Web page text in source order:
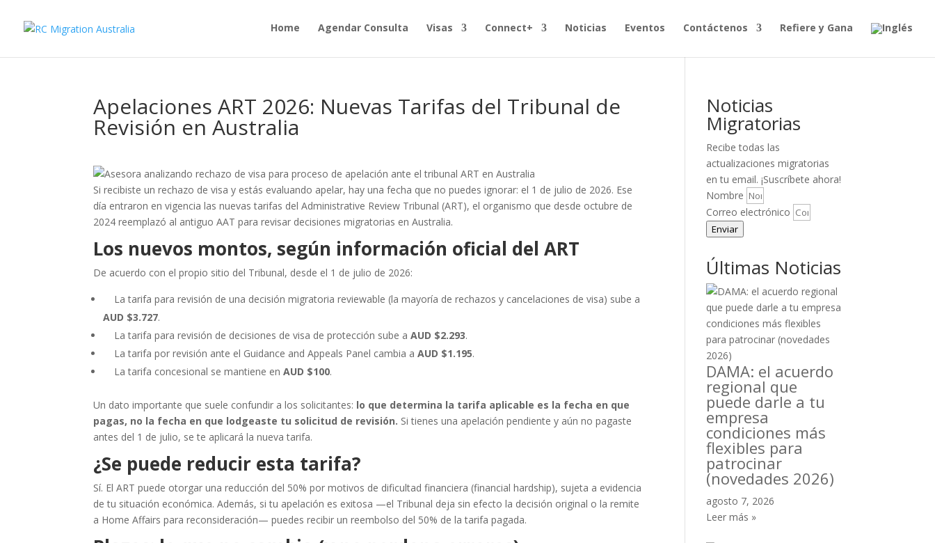
Home Agendar Consulta Visas Connect+ Noticias Eventos Contáctenos Refiere y Gana
Apelaciones ART 2026: Nuevas Tarifas del Tribunal de
Revisión en Australia
Si recibiste un rechazo de visa y estás evaluando apelar, hay una fecha que no puedes ignorar: el 1 de julio de 2026. Ese
día entraron en vigencia las nuevas tarifas del Administrative Review Tribunal (ART), el organismo que desde octubre de
2024 reemplazó al antiguo AAT para revisar decisiones migratorias en Australia.
Los nuevos montos, según información oficial del ART
De acuerdo con el propio sitio del Tribunal, desde el 1 de julio de 2026:
La tarifa para revisión de una decisión migratoria reviewable (la mayoría de rechazos y cancelaciones de visa) sube a
AUD $3.727.
La tarifa para revisión de decisiones de visa de protección sube aAUD $2.293.
La tarifa por revisión ante el Guidance and Appeals Panel cambia aAUD $1.195.
La tarifa concesional se mantiene enAUD $100.
Un dato importante que suele confundir a los solicitantes: lo que determina la tarifa aplicable es la fecha en que
pagas, no la fecha en que lodgeaste tu solicitud de revisión. Si tienes una apelación pendiente y aún no pagaste
antes del 1 de julio, se te aplicará la nueva tarifa.
¿Se puede reducir esta tarifa?
Sí. El ART puede otorgar una reducción del 50% por motivos de dificultad financiera (financial hardship), sujeta a evidencia
de tu situación económica. Además, si tu apelación es exitosa —el Tribunal deja sin efecto la decisión original o la remite
a Home Affairs para reconsideración— puedes recibir un reembolso del 50% de la tarifa pagada.
Noticias
Migratorias
Recibe todas las
actualizaciones migratorias
en tu email. ¡Suscríbete ahora!
Nombre
Correo electrónico
Enviar
Últimas Noticias
DAMA: el acuerdo
regional que
puede darle a tu
empresa
condiciones más
flexibles para
patrocinar
(novedades 2026)
agosto 7, 2026
Leer más »